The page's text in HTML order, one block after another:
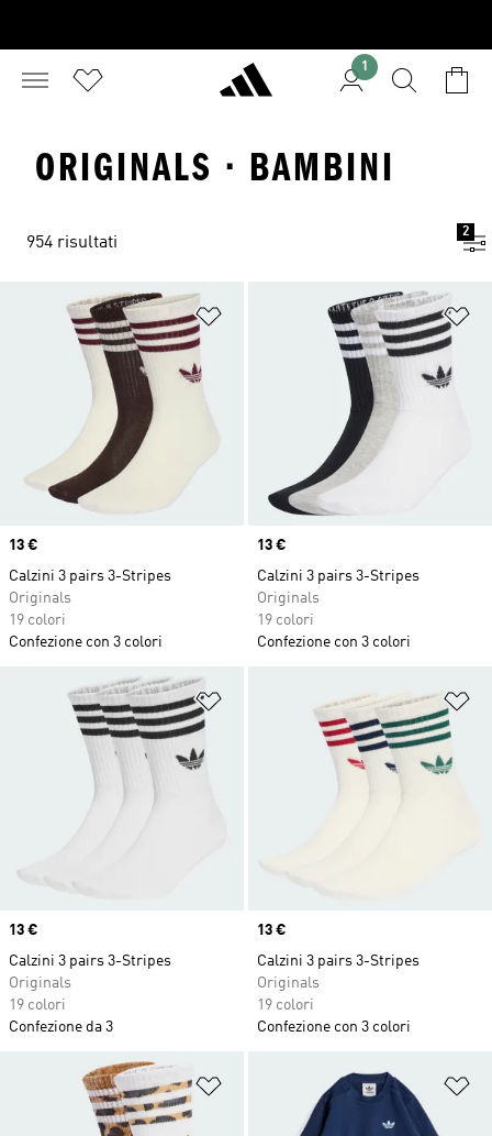
1
ORIGINALS · BAMBINI
954 risultati
2
Aggiungi alla lista dei desideri
Price
13 €
Calzini 3 pairs 3-Stripes
Originals
19 colori
Confezione con 3 colori
Price
13 €
Calzini 3 pairs 3-Stripes
Originals
19 colori
Confezione con 3 colori
Aggiungi alla lista dei desideri
Price
13 €
Calzini 3 pairs 3-Stripes
Originals
19 colori
Confezione da 3
Price
13 €
Calzini 3 pairs 3-Stripes
Originals
19 colori
Confezione con 3 colori
Aggiungi alla lista dei desideri